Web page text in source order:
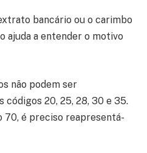
bancário ou o carimbo
ajuda a entender o motivo
não podem ser
códigos 20, 25, 28, 30 e 35.
70, é preciso reapresentá-